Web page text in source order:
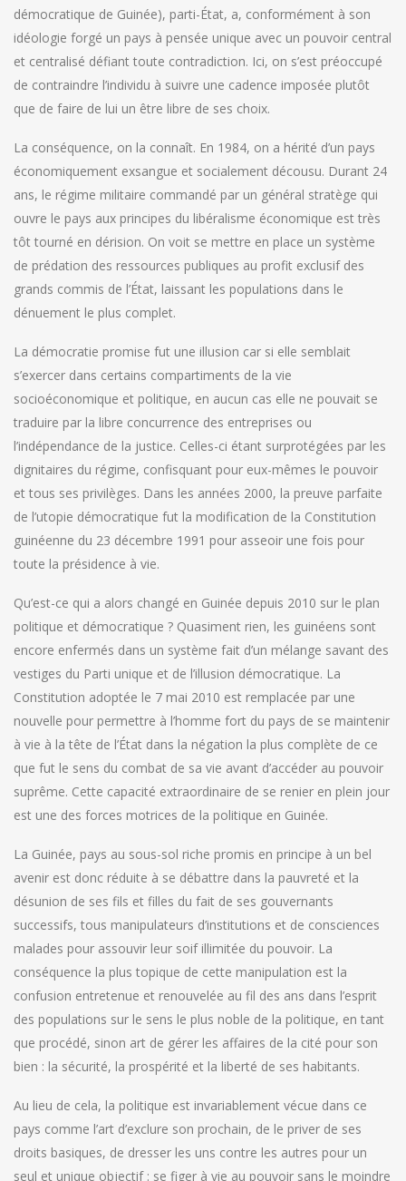
démocratique de Guinée), parti-État, a, conformément à son
idéologie forgé un pays à pensée unique avec un pouvoir central
et centralisé défiant toute contradiction. Ici, on s’est préoccupé
de contraindre l’individu à suivre une cadence imposée plutôt
que de faire de lui un être libre de ses choix.
La conséquence, on la connaît. En 1984, on a hérité d’un pays
économiquement exsangue et socialement décousu. Durant 24
ans, le régime militaire commandé par un général stratège qui
ouvre le pays aux principes du libéralisme économique est très
tôt tourné en dérision. On voit se mettre en place un système
de prédation des ressources publiques au profit exclusif des
grands commis de l’État, laissant les populations dans le
dénuement le plus complet.
La démocratie promise fut une illusion car si elle semblait
s’exercer dans certains compartiments de la vie
socioéconomique et politique, en aucun cas elle ne pouvait se
traduire par la libre concurrence des entreprises ou
l’indépendance de la justice. Celles-ci étant surprotégées par les
dignitaires du régime, confisquant pour eux-mêmes le pouvoir
et tous ses privilèges. Dans les années 2000, la preuve parfaite
de l’utopie démocratique fut la modification de la Constitution
guinéenne du 23 décembre 1991 pour asseoir une fois pour
toute la présidence à vie.
Qu’est-ce qui a alors changé en Guinée depuis 2010 sur le plan
politique et démocratique ? Quasiment rien, les guinéens sont
encore enfermés dans un système fait d’un mélange savant des
vestiges du Parti unique et de l’illusion démocratique. La
Constitution adoptée le 7 mai 2010 est remplacée par une
nouvelle pour permettre à l’homme fort du pays de se maintenir
à vie à la tête de l’État dans la négation la plus complète de ce
que fut le sens du combat de sa vie avant d’accéder au pouvoir
suprême. Cette capacité extraordinaire de se renier en plein jour
est une des forces motrices de la politique en Guinée.
La Guinée, pays au sous-sol riche promis en principe à un bel
avenir est donc réduite à se débattre dans la pauvreté et la
désunion de ses fils et filles du fait de ses gouvernants
successifs, tous manipulateurs d’institutions et de consciences
malades pour assouvir leur soif illimitée du pouvoir. La
conséquence la plus topique de cette manipulation est la
confusion entretenue et renouvelée au fil des ans dans l’esprit
des populations sur le sens le plus noble de la politique, en tant
que procédé, sinon art de gérer les affaires de la cité pour son
bien : la sécurité, la prospérité et la liberté de ses habitants.
Au lieu de cela, la politique est invariablement vécue dans ce
pays comme l’art d’exclure son prochain, de le priver de ses
droits basiques, de dresser les uns contre les autres pour un
seul et unique objectif : se figer à vie au pouvoir sans le moindre